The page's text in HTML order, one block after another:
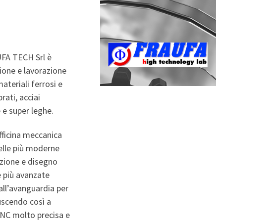
TECH Srl è
e lavorazione
ferrosi e
acciai
super leghe.
meccanica
più moderne
e disegno
più avanzate
per
così a
molto precisa e